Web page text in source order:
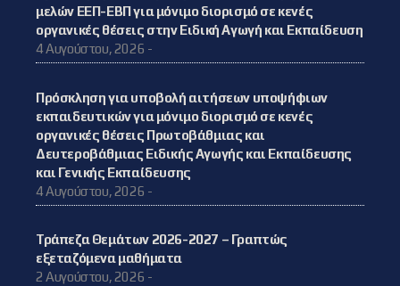
μελών ΕΕΠ-ΕΒΠ για μόνιμο διορισμό σε κενές
οργανικές θέσεις στην Ειδική Αγωγή και Εκπαίδευση
4 Αυγούστου, 2026 -
Πρόσκληση για υποβολή αιτήσεων υποψήφιων
εκπαιδευτικών για μόνιμο διορισμό σε κενές
οργανικές θέσεις Πρωτοβάθμιας και
Δευτεροβάθμιας Ειδικής Αγωγής και Εκπαίδευσης
και Γενικής Εκπαίδευσης
4 Αυγούστου, 2026 -
Τράπεζα Θεμάτων 2026-2027 – Γραπτώς
εξεταζόμενα μαθήματα
2 Αυγούστου, 2026 -